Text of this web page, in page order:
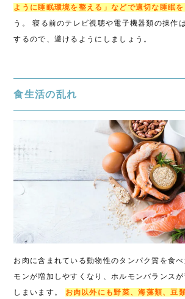
ように睡眠環境を整える」などで適切な睡眠を
う。 寝る前のテレビ視聴や電子機器類の操作
するので、避けるようにしましょう。
食生活の乱れ
お肉に含まれている動物性のタンパク質を食
モンが増加しやすくなり、ホルモンバランス
しまいます。
お肉以外にも野菜、海藻類、豆